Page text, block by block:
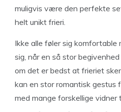
muligvis være den perfekte
helt unikt frieri.
Ikke alle føler sig komfortable
sig, når en så stor
om det er bedst at frieriet
kan en stor romantisk
med mange forskellige vidner